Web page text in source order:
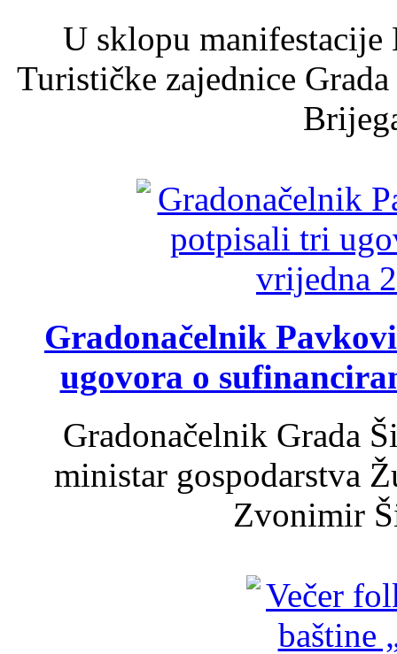
U sklopu
Turističke zajednice
Gradonačelnik
ugovora o
Gradonačelnik Grada
ministar gospodarstva
Zvonimir